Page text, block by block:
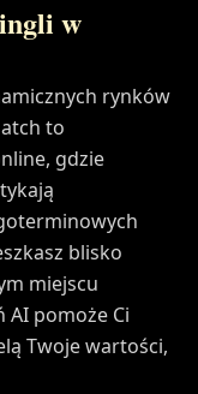
w
rynków
to
gdzie
blisko
miejscu
pomoże Ci
Twoje wartości,